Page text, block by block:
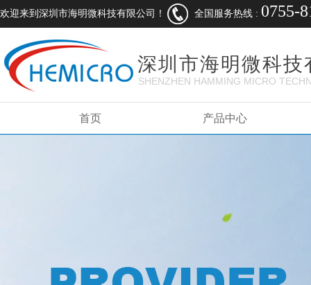
欢迎来到深圳市海明微科技有限公司！ 全国服务热线 : 0755-
深圳市海明微科技
SHENZHEN HAMMING MICRO
首页 产品中心